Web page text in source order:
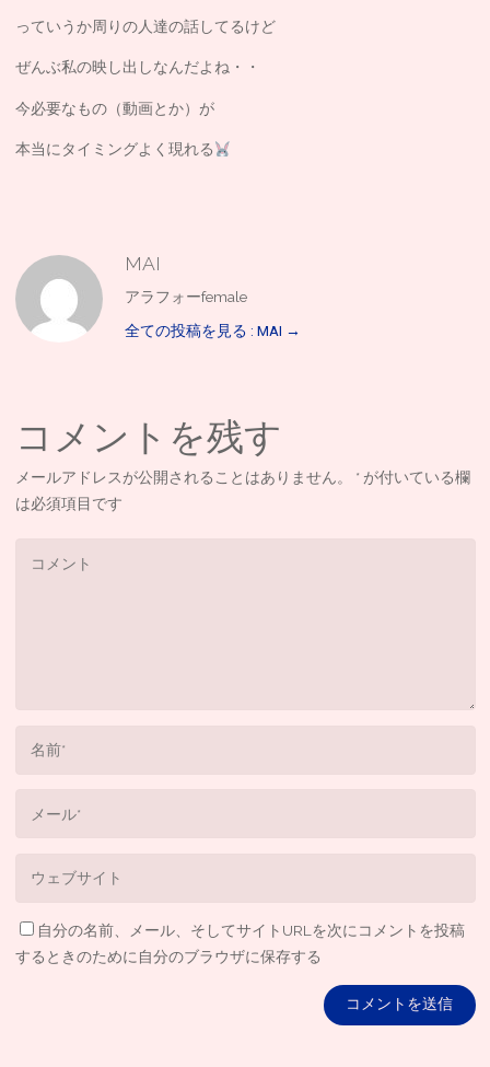
っていうか周りの人達の話してるけど
ぜんぶ私の映し出しなんだよね・・
今必要なもの（動画とか）が
本当にタイミングよく現れる
MAI
アラフォーfemale
全ての投稿を見る : MAI →
コメントを残す
メールアドレスが公開されることはありません。 * が付いている欄
は必須項目です
自分の名前、メール、そしてサイトURLを次にコメントを投稿
するときのために自分のブラウザに保存する